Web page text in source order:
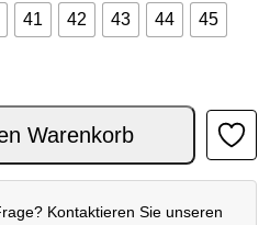
41 42 43 44 45
SCHWARZ Menge
Warenkorb
Kontaktieren Sie unseren